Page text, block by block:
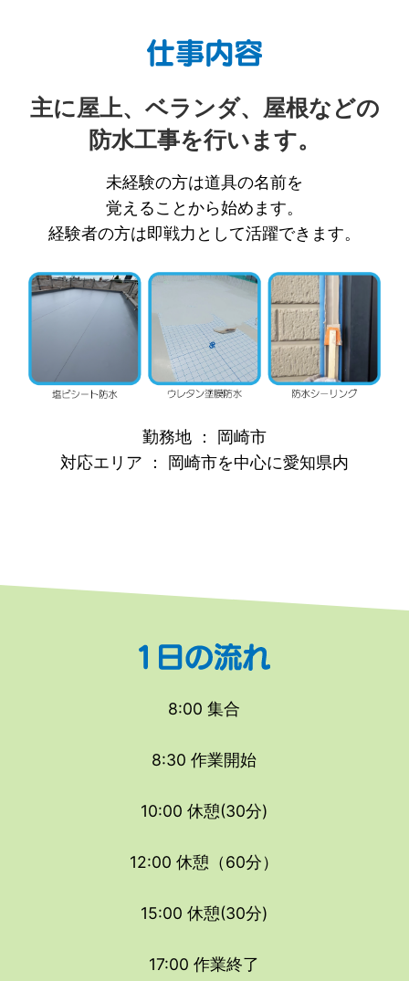
主に屋上、ベランダ、屋根などの
防水工事を行います。
未経験の方は道具の名前を
覚えることから始めます。
経験者の方は即戦力として活躍できます。
勤務地 ： 岡崎市
対応エリア ： 岡崎市を中心に愛知県内
8:00 集合
8:30 作業開始
10:00 休憩(30分)
12:00 休憩（60分）
15:00 休憩(30分)
17:00 作業終了